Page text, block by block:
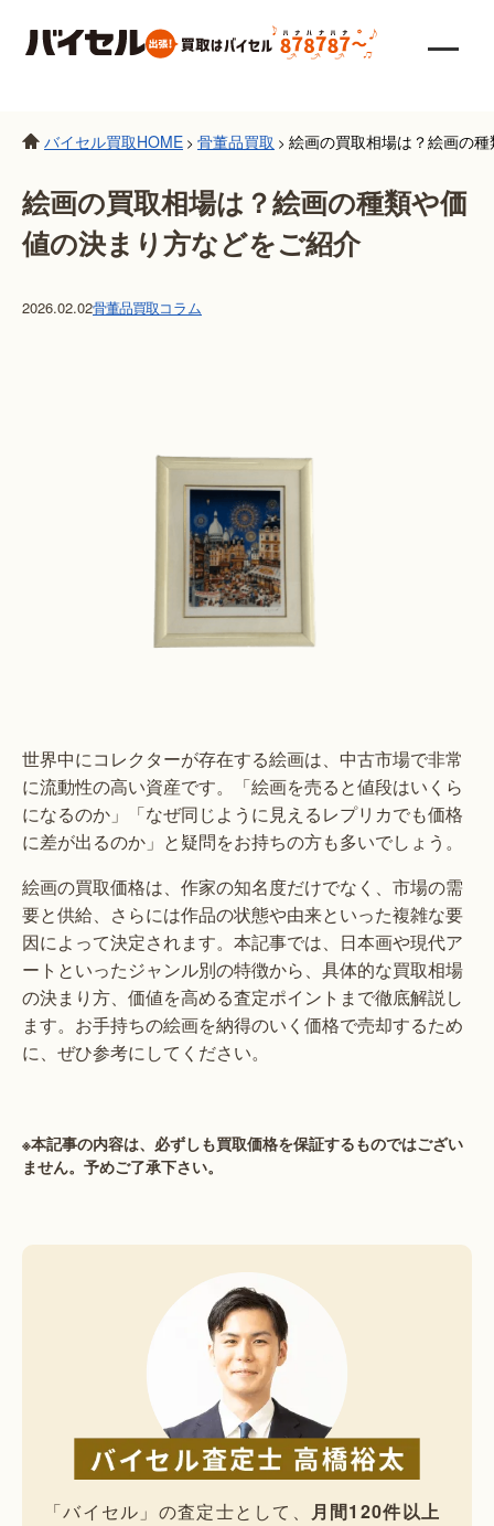
バイセル買取HOME > 骨董品買取 > 絵画の買取相場は？絵画の
絵画の買取相場は？絵画の種類や価
値の決まり方などをご紹介
2026.02.02骨董品買取コラム
世界中にコレクターが存在する絵画は、中古市場で非常
に流動性の高い資産です。「絵画を売ると値段はいくら
になるのか」「なぜ同じように見えるレプリカでも価格
に差が出るのか」と疑問をお持ちの方も多いでしょう。
絵画の買取価格は、作家の知名度だけでなく、市場の需
要と供給、さらには作品の状態や由来といった複雑な要
因によって決定されます。本記事では、日本画や現代ア
ートといったジャンル別の特徴から、具体的な買取相場
の決まり方、価値を高める査定ポイントまで徹底解説し
ます。お手持ちの絵画を納得のいく価格で売却するため
に、ぜひ参考にしてください。
※本記事の内容は、必ずしも買取価格を保証するものではござい
ません。予めご了承下さい。
「バイセル」の査定士として、
月間120件以上